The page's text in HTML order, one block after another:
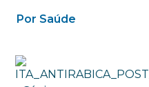
Por Saúde